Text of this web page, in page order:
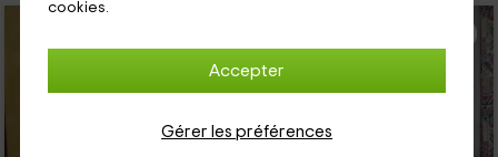
cookies.
Accepter
Gérer les préférences